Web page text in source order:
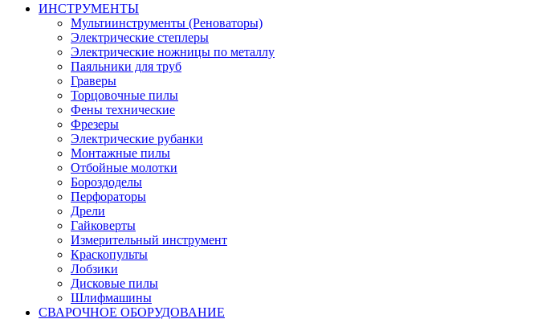
ИНСТРУМЕНТЫ
Мультиинструменты (Реноваторы)
Электрические степлеры
Электрические ножницы по металлу
Паяльники для труб
Граверы
Торцовочные пилы
Фены технические
Фрезеры
Электрические рубанки
Монтажные пилы
Отбойные молотки
Бороздоделы
Перфораторы
Дрели
Гайковерты
Измерительный инструмент
Краскопульты
Лобзики
Дисковые пилы
Шлифмашины
СВАРОЧНОЕ ОБОРУДОВАНИЕ